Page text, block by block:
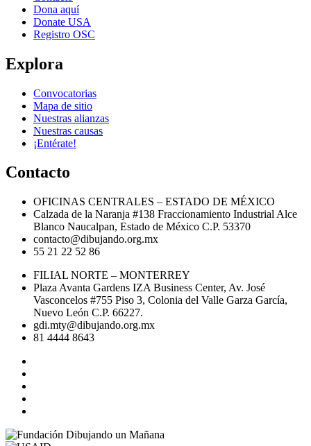
Dona aquí
Donate USA
Registro OSC
Explora
Convocatorias
Mapa de sitio
Nuestras alianzas
Nuestras causas
¡Entérate!
Contacto
OFICINAS CENTRALES – ESTADO DE MÉXICO
Calzada de la Naranja #138 Fraccionamiento Industrial Alce
Blanco Naucalpan, Estado de México C.P. 53370
contacto@dibujando.org.mx
55 21 22 52 86
FILIAL NORTE – MONTERREY
Plaza Avanta Gardens IZA Business Center, Av. José
Vasconcelos #755 Piso 3, Colonia del Valle Garza García,
Nuevo León C.P. 66227.
gdi.mty@dibujando.org.mx
81 4444 8643